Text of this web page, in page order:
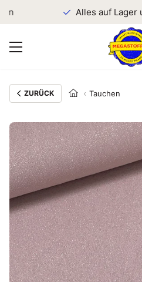
Alles auf Lager
ZURÜCK Tauchen